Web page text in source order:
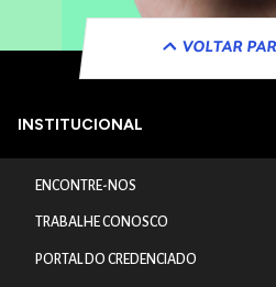
VOLTAR
INSTITUCIONAL
ENCONTRE-NOS
TRABALHE CONOSCO
PORTAL DO CREDENCIADO